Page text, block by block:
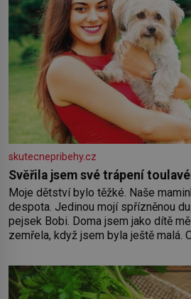
skutecnepribehy.cz
Svěřila jsem své trápení
Moje dětství bylo těžké. Naše
despota. Jedinou mojí spřízněnou
pejsek Bobi. Doma jsem jako dítě
zemřela, když jsem byla ještě malá.
do školy u nás na vesnici. Měli mě